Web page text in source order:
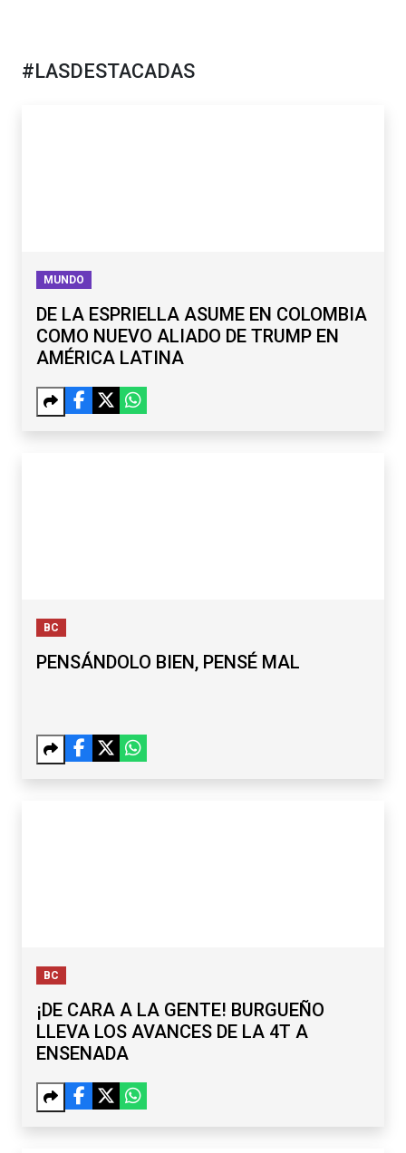
#LASDESTACADAS
MUNDO
DE LA ESPRIELLA ASUME EN COLOMBIA
COMO NUEVO ALIADO DE TRUMP EN
AMÉRICA LATINA
BC
PENSÁNDOLO BIEN, PENSÉ MAL
BC
¡DE CARA A LA GENTE! BURGUEÑO
LLEVA LOS AVANCES DE LA 4T A
ENSENADA